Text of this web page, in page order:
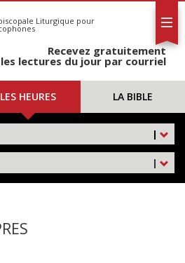
Liturgique pour
Recevez gratuitement
les lectures du jour par courriel
LES HEURES LA BIBLE
|
|